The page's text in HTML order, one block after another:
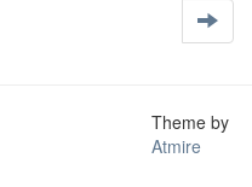
Theme by
Atmire